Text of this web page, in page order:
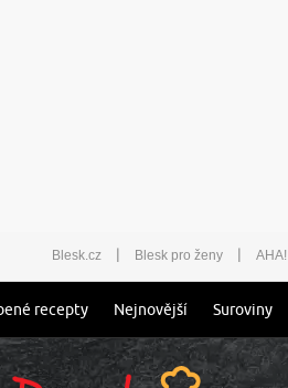
Blesk.cz | Blesk pro ženy | AHA!
recepty Nejnovější Suroviny